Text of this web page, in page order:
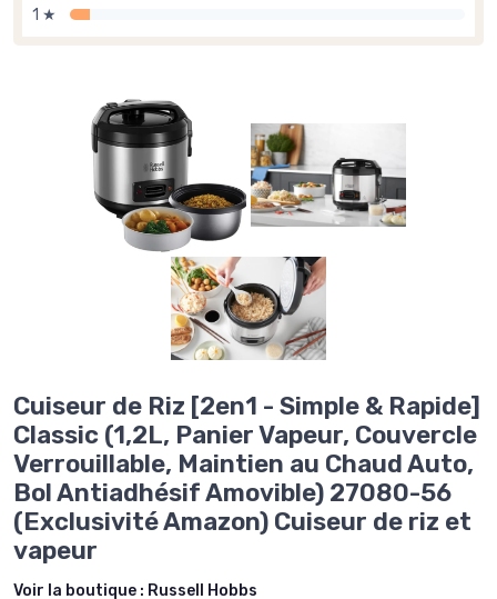
1 ★
Cuiseur de Riz [2en1 - Simple & Rapide]
Classic (1,2L, Panier Vapeur, Couvercle
Verrouillable, Maintien au Chaud Auto,
Bol Antiadhésif Amovible) 27080-56
(Exclusivité Amazon) Cuiseur de riz et
vapeur
Voir la boutique : Russell Hobbs